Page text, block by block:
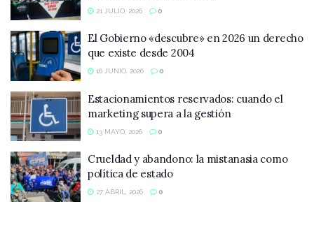
21 JULIO, 2026 0
El Gobierno «descubre» en 2026 un derecho
que existe desde 2004
16 JUNIO, 2026 0
Estacionamientos reservados: cuando el
marketing supera a la gestión
13 MAYO, 2026 0
Crueldad y abandono: la mistanasia como
política de estado
27 ABRIL, 2026 0